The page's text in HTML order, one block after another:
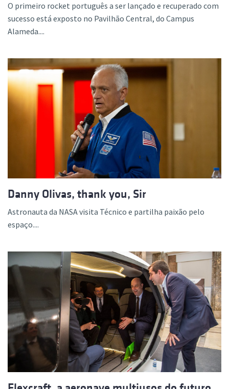
O primeiro rocket português a ser lançado e recuperado com
sucesso está exposto no Pavilhão Central, do Campus
Alameda....
Danny Olivas, thank you, Sir
Astronauta da NASA visita Técnico e partilha paixão pelo
espaço....